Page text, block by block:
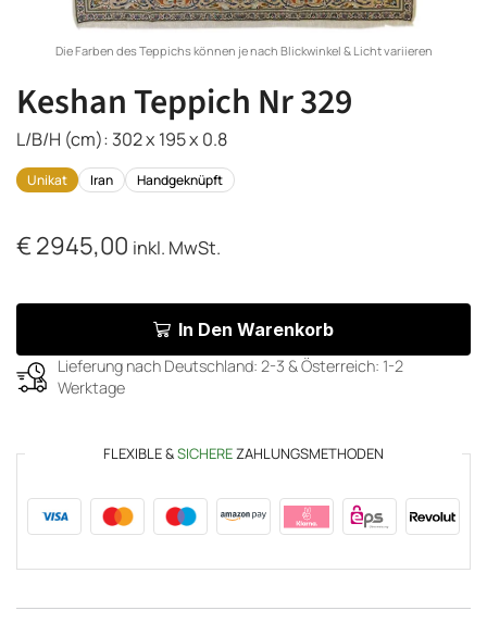
Die Farben des Teppichs können je nach Blickwinkel & Licht variieren
Keshan Teppich Nr 329
L/B/H (cm): 302 x 195 x 0.8
Unikat Iran Handgeknüpft
€2945,00 inkl. MwSt.
In Den Warenkorb
Lieferung nach Deutschland: 2-3 & Österreich: 1-2
Werktage
FLEXIBLE &SICHEREZAHLUNGSMETHODEN